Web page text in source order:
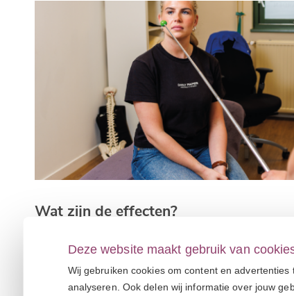
Deze website maakt gebruik van
Wij gebruiken cookies om content en
analyseren. Ook delen wij informatie over jouw
Wat zijn de effecten?
Veel mensen merken na een paar sessies al
Minder gespannen & angstig